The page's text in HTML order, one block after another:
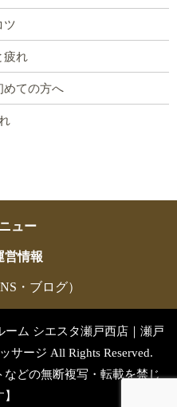
ツ
疲れ
めての方へ
ュー
営情報
・ブログ）
ム シエスタ瀬戸西店｜瀬戸
サージ All Rights Reserved.
などの無断複写・転載を禁じ